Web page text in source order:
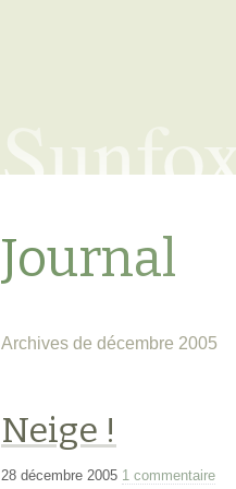
Journal
Archives de décembre 2005
Neige !
28 décembre 2005 1 commentaire